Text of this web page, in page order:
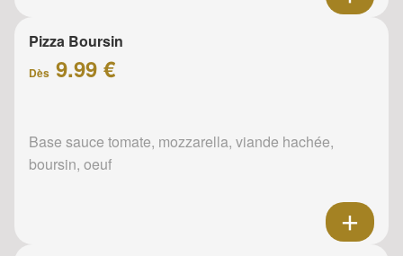
Pizza Boursin
Dès 9.99 €
Base sauce tomate, mozzarella, viande hachée,
boursin, oeuf